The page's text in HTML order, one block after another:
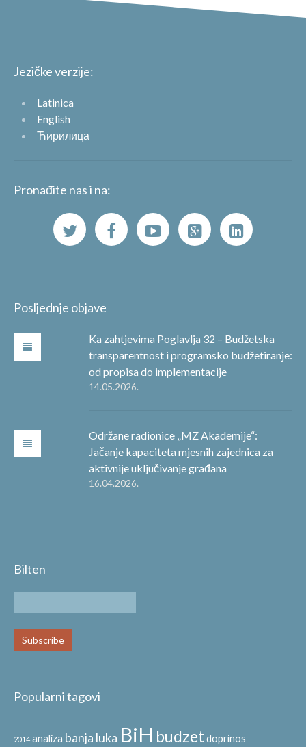
Jezičke verzije:
Latinica
English
Ћирилица
Pronađite nas i na:
Posljednje objave
Ka zahtjevima Poglavlja 32 – Budžetska
transparentnost i programsko budžetiranje:
od propisa do implementacije
14.05.2026.
Održane radionice „MZ Akademije“:
Jačanje kapaciteta mjesnih zajednica za
aktivnije uključivanje građana
16.04.2026.
Bilten
Popularni tagovi
2014 analiza banja luka BiH budzet doprinos